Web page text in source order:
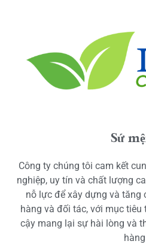
Sứ
Công ty chúng tôi cam kết
nghiệp, uy tín và chất lượng
nỗ lực để xây dựng và tăng
hàng và đối tác, với mục
cậy mang lại sự hài lòng và